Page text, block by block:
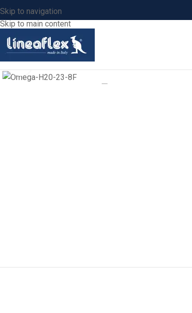
Skip to navigation
Skip to main content
Click to enlarge